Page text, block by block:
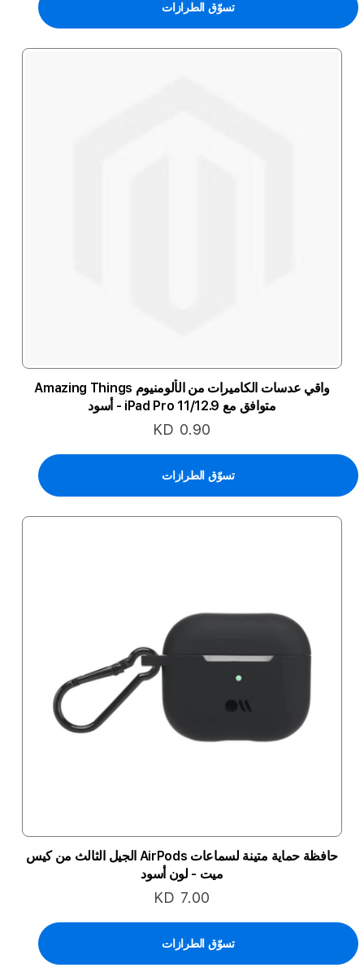
تسوّق الطرازات
واقي عدسات الكاميرات من الألومنيوم Amazing Things
متوافق مع iPad Pro 11/12.9 - أسود
KD 0.90
تسوّق الطرازات
حافظة حماية متينة لسماعات AirPods الجيل الثالث من كيس
ميت - لون أسود
KD 7.00
تسوّق الطرازات